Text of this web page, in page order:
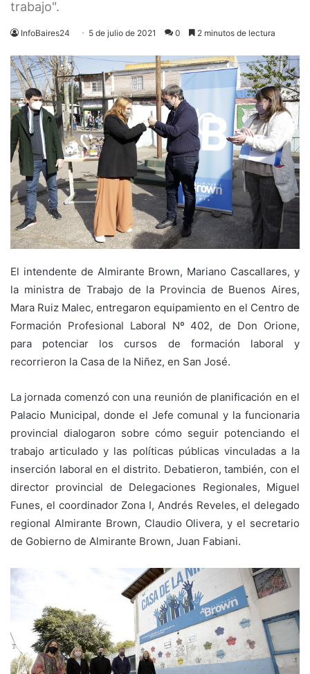
trabajo".
InfoBaires24 5 de julio de 2021 0 2 minutos de lectura
El intendente de Almirante Brown, Mariano Cascallares, y
la ministra de Trabajo de la Provincia de Buenos Aires,
Mara Ruiz Malec, entregaron equipamiento en el Centro de
Formación Profesional Laboral Nº 402, de Don Orione,
para potenciar los cursos de formación laboral y
recorrieron la Casa de la Niñez, en San José.
La jornada comenzó con una reunión de planificación en el
Palacio Municipal, donde el Jefe comunal y la funcionaria
provincial dialogaron sobre cómo seguir potenciando el
trabajo articulado y las políticas públicas vinculadas a la
inserción laboral en el distrito. Debatieron, también, con el
director provincial de Delegaciones Regionales, Miguel
Funes, el coordinador Zona I, Andrés Reveles, el delegado
regional Almirante Brown, Claudio Olivera, y el secretario
de Gobierno de Almirante Brown, Juan Fabiani.